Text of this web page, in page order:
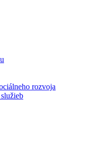
rozvoja